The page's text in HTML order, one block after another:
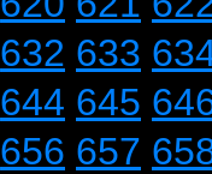
632 633
644 645
656 657